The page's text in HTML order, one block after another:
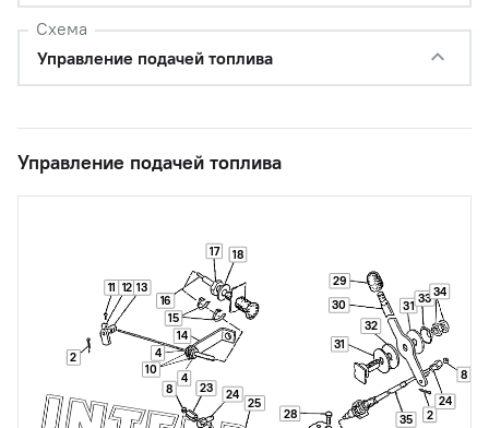
Схема
Управление подачей топлива
Управление подачей топлива
2
2
4
4
8
8
10
11 12 13
14
15
16
17 18
23 24 24
25
28
29
30
31
31
32
3334
35